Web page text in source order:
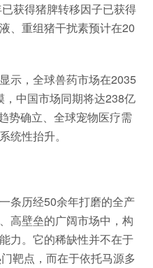
获得猪脾转移因子已获得
、重组猪干扰素预计在20
示，全球兽药市场在2035
中国市场同期将达238亿
势确立、全球宠物医疗需
统性抬升。
条历经50余年打磨的全产
高壁垒的广阔市场中，构
力。它的稀缺性并不在于
靶点，而在于依托马源多